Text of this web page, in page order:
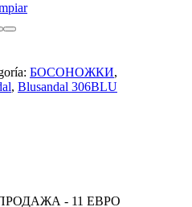
БОСОНОЖКИ,
, Blusandal 306BLU